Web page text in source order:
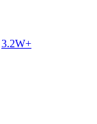
3.2W+